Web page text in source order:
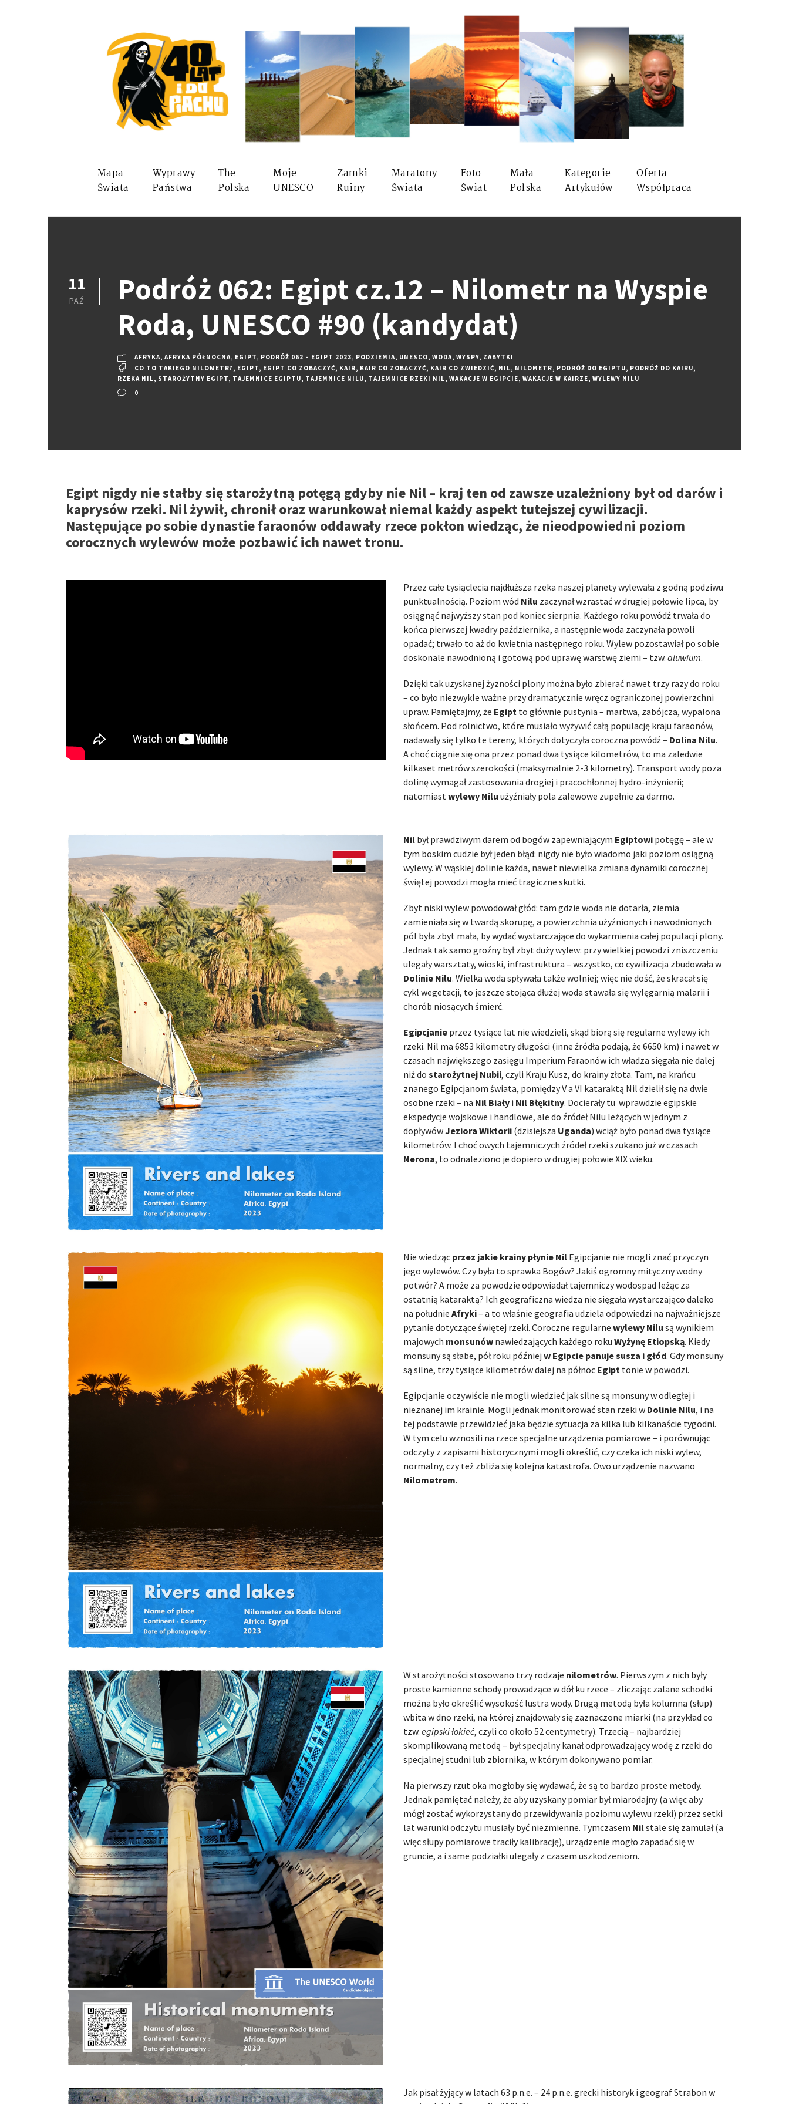
Mapa
Świata
Wyprawy
Państwa
The
Polska
Moje
UNESCO
Zamki
Ruiny
Maratony
Świata
Foto
Świat
Mała
Polska
Kategorie
Artykułów
Oferta
Współpraca
11
PAŹ
Podróż 062: Egipt cz.12 – Nilometr na Wyspie
Roda, UNESCO #90 (kandydat)
AFRYKA, AFRYKA PÓŁNOCNA, EGIPT, PODRÓŻ 062 – EGIPT 2023, PODZIEMIA, UNESCO, WODA, WYSPY, ZABYTKI
CO TO TAKIEGO NILOMETR? , EGIPT, EGIPT CO ZOBACZYĆ, KAIR, KAIR CO ZOBACZYĆ, KAIR CO ZWIEDZIĆ, NIL, NILOMETR, PODRÓŻ DO EGIPTU, PODRÓŻ DO KAIRU,
RZEKA NIL, STAROŻYTNY EGIPT, TAJEMNICE EGIPTU, TAJEMNICE NILU, TAJEMNICE RZEKI NIL, WAKACJE W EGIPCIE, WAKACJE W KAIRZE, WYLEWY NILU
0
Egipt nigdy nie stałby się starożytną potęgą gdyby nie Nil – kraj ten od zawsze uzależniony był od darów i
kaprysów rzeki. Nil żywił, chronił oraz warunkował niemal każdy aspekt tutejszej cywilizacji.
Następujące po sobie dynastie faraonów oddawały rzece pokłon wiedząc, że nieodpowiedni poziom
corocznych wylewów może pozbawić ich nawet tronu.
Przez całe tysiąclecia najdłuższa rzeka naszej planety wylewała z godną podziwu
punktualnością. Poziom wód Nilu zaczynał wzrastać w drugiej połowie lipca, by
osiągnąć najwyższy stan pod koniec sierpnia. Każdego roku powódź trwała do
końca pierwszej kwadry października, a następnie woda zaczynała powoli
opadać; trwało to aż do kwietnia następnego roku. Wylew pozostawiał po sobie
doskonale nawodnioną i gotową pod uprawę warstwę ziemi – tzw. aluwium.
Dzięki tak uzyskanej żyzności plony można było zbierać nawet trzy razy do roku
– co było niezwykle ważne przy dramatycznie wręcz ograniczonej powierzchni
upraw. Pamiętajmy, że Egipt to głównie pustynia – martwa, zabójcza, wypalona
słońcem. Pod rolnictwo, które musiało wyżywić całą populację kraju faraonów,
nadawały się tylko te tereny, których dotyczyła coroczna powódź – Dolina Nilu.
A choć ciągnie się ona przez ponad dwa tysiące kilometrów, to ma zaledwie
kilkaset metrów szerokości (maksymalnie 2-3 kilometry). Transport wody poza
dolinę wymagał zastosowania drogiej i pracochłonnej hydro-inżynierii;
natomiastwylewy Nilu użyźniały pola zalewowe zupełnie za darmo.
Nil był prawdziwym darem od bogów zapewniającym Egiptowi potęgę – ale w
tym boskim cudzie był jeden błąd: nigdy nie było wiadomo jaki poziom osiągną
wylewy. W wąskiej dolinie każda, nawet niewielka zmiana dynamiki corocznej
świętej powodzi mogła mieć tragiczne skutki.
Zbyt niski wylew powodował głód: tam gdzie woda nie dotarła, ziemia
zamieniała się w twardą skorupę, a powierzchnia użyźnionych i nawodnionych
pól była zbyt mała, by wydać wystarczające do wykarmienia całej populacji plony.
Jednak tak samo groźny był zbyt duży wylew: przy wielkiej powodzi zniszczeniu
ulegały warsztaty, wioski, infrastruktura – wszystko, co cywilizacja zbudowała w
Dolinie Nilu. Wielka woda spływała także wolniej; więc nie dość, że skracał się
cykl wegetacji, to jeszcze stojąca dłużej woda stawała się wylęgarnią malarii i
chorób niosących śmierć.
Egipcjanie przez tysiące lat nie wiedzieli, skąd biorą się regularne wylewy ich
rzeki. Nil ma 6853 kilometry długości (inne źródła podają, że 6650 km) i nawet w
czasach największego zasięgu Imperium Faraonów ich władza sięgała nie dalej
niż do starożytnej Nubii, czyli Kraju Kusz, do krainy złota. Tam, na krańcu
znanego Egipcjanom świata, pomiędzy V a VI kataraktą Nil dzielił się na dwie
osobne rzeki – na Nil Biały i Nil Błękitny. Docierały tu wprawdzie egipskie
ekspedycje wojskowe i handlowe, ale do źródeł Nilu leżących w jednym z
dopływówJeziora Wiktorii (dzisiejsza Uganda) wciąż było ponad dwa tysiące
kilometrów. I choć owych tajemniczych źródeł rzeki szukano już w czasach
Nerona, to odnaleziono je dopiero w drugiej połowie XIX wieku.
Nie wiedząc przez jakie krainy płynie Nil Egipcjanie nie mogli znać przyczyn
jego wylewów. Czy była to sprawka Bogów? Jakiś ogromny mityczny wodny
potwór? A może za powodzie odpowiadał tajemniczy wodospad leżąc za
ostatnią kataraktą? Ich geograficzna wiedza nie sięgała wystarczająco daleko
na południe Afryki– a to właśnie geografia udziela odpowiedzi na najważniejsze
pytanie dotyczące świętej rzeki. Coroczne regularne wylewy Nilu są wynikiem
majowych monsunów nawiedzających każdego roku Wyżynę Etiopską. Kiedy
monsuny są słabe, pół roku później w Egipcie panuje susza i głód. Gdy monsuny
są silne, trzy tysiące kilometrów dalej na północ Egipt tonie w powodzi.
Egipcjanie oczywiście nie mogli wiedzieć jak silne są monsuny w odległej i
nieznanej im krainie. Mogli jednak monitorować stan rzeki w Dolinie Nilu, i na
tej podstawie przewidzieć jaka będzie sytuacja za kilka lub kilkanaście tygodni.
W tym celu wznosili na rzece specjalne urządzenia pomiarowe – i porównując
odczyty z zapisami historycznymi mogli określić, czy czeka ich niski wylew,
normalny, czy też zbliża się kolejna katastrofa. Owo urządzenie nazwano
Nilometrem.
W starożytności stosowano trzy rodzaje nilometrów. Pierwszym z nich były
proste kamienne schody prowadzące w dół ku rzece – zliczając zalane schodki
można było określić wysokość lustra wody. Drugą metodą była kolumna (słup)
wbita w dno rzeki, na której znajdowały się zaznaczone miarki (na przykład co
tzw. egipski łokieć, czyli co około 52 centymetry). Trzecią – najbardziej
skomplikowaną metodą – był specjalny kanał odprowadzający wodę z rzeki do
specjalnej studni lub zbiornika, w którym dokonywano pomiar.
Na pierwszy rzut oka mogłoby się wydawać, że są to bardzo proste metody.
Jednak pamiętać należy, że aby uzyskany pomiar był miarodajny (a więc aby
mógł zostać wykorzystany do przewidywania poziomu wylewu rzeki) przez setki
lat warunki odczytu musiały być niezmienne. Tymczasem Nilstale się zamulał (a
więc słupy pomiarowe traciły kalibrację), urządzenie mogło zapadać się w
gruncie, a i same podziałki ulegały z czasem uszkodzeniom.
Jak pisał żyjący w latach 63 p.n.e. – 24 p.n.e. grecki historyk i geograf Strabon w